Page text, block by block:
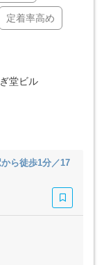
定着率高め
堂ビル
ら徒歩1分／17